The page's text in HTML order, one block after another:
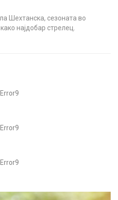
Шехтанска, сезоната во
најдобар стрелец.
Error9
Error9
Error9